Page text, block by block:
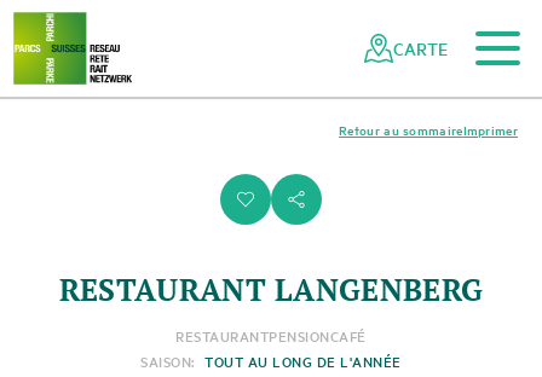
Naviguer
dans
réseau
Navigation
rapide
Vers le contenu principal
Vers la navigation mobile
Vers la recherche
Vers la zone des pieds
Vers le plan du site
CARTE
i s
Imprimer
Retour au sommaire
RESTAURANT LANGENBERG
RESTAURANTPENSIONCAFÉ
SAISON: TOUT AU LONG DE L'ANNÉE